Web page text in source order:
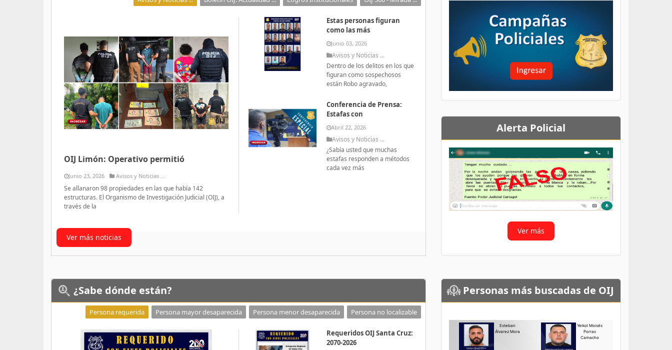
OIJ Limón: Operativo permitió
Junio 23, 2026 Avisos y Noticias ...
Se allanaron 98 propiedades en las que había 142
estructuras. El Organismo de Investigación Judicial (OIJ), a
través de la
Estas personas figuran
como las más
Junio 03, 2026
Avisos y Noticias ...
Dentro de los delitos en los que
figuran como sospechosos
están Robo agravado,
Conferencia de Prensa:
Estafas con
Abril 22, 2026
Avisos y Noticias ...
¿Sabía usted que muchas
estafas responden a métodos
cada vez más
Ver más noticias
Alerta Policial
Ver más
¿Sabe dónde están?
Persona requerida Persona mayor desaparecida Persona menor desaparecida Persona no localizable
Requeridos OIJ Santa Cruz:
2070-2026
Personas más buscadas de OIJ